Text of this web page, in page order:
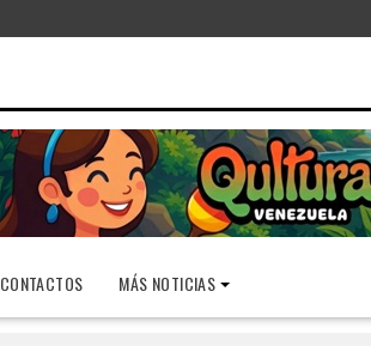
CONTACTOS MÁS NOTICIAS